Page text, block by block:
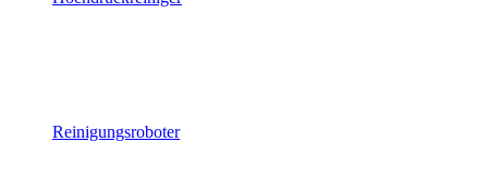
Reinigungsroboter